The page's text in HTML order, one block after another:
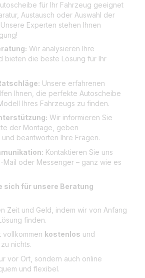
für Ihr Fahrzeug geeignet
Austausch oder Auswahl der
Experten stehen Ihnen
Wir analysieren Ihre
bieten die beste Lösung für Ihr
Unsere erfahrenen
Ihnen, die perfekte Autoscheibe
Ihres Fahrzeugs zu finden.
Wir informieren Sie
der Montage, geben
beantworten Ihre Fragen.
Kontaktieren Sie uns
Mail oder Messenger – ganz wie es
sich für unsere Beratung
Zeit und Geld, indem wir von Anfang
finden.
vollkommen kostenlos und
nichts.
vor Ort, sondern auch online
und flexibel.